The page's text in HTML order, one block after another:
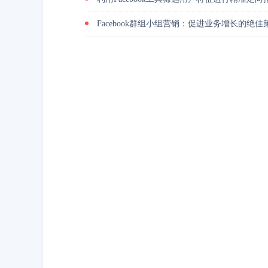
Facebook群组小组营销：促进业务增长的绝佳